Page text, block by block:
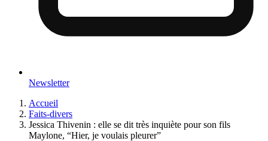
Newsletter
Accueil
Faits-divers
Jessica Thivenin : elle se dit très inquiète pour son fils
Maylone, “Hier, je voulais pleurer”